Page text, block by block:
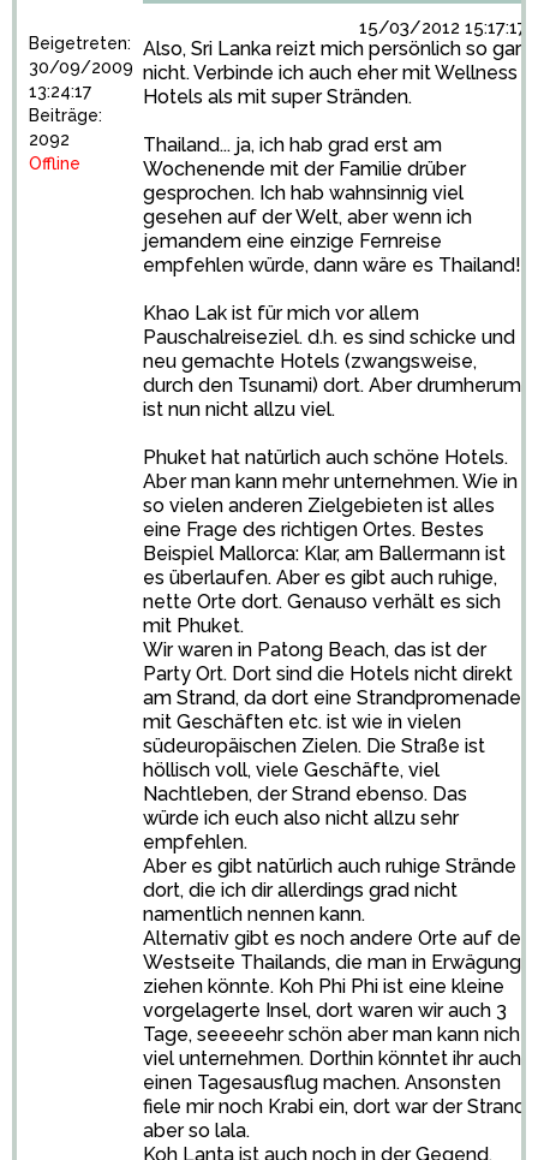
Beigetreten:
30/09/2009
13:24:17
Beiträge:
2092
Offline
15/03/2012 15:17:17
Also, Sri Lanka reizt mich persönlich so gar
nicht. Verbinde ich auch eher mit Wellness
Hotels als mit super Stränden.
Thailand... ja, ich hab grad erst am
Wochenende mit der Familie drüber
gesprochen. Ich hab wahnsinnig viel
gesehen auf der Welt, aber wenn ich
jemandem eine einzige Fernreise
empfehlen würde, dann wäre es Thailand!
Khao Lak ist für mich vor allem
Pauschalreiseziel. d.h. es sind schicke und
neu gemachte Hotels (zwangsweise,
durch den Tsunami) dort. Aber drumherum
ist nun nicht allzu viel.
Phuket hat natürlich auch schöne Hotels.
Aber man kann mehr unternehmen. Wie in
so vielen anderen Zielgebieten ist alles
eine Frage des richtigen Ortes. Bestes
Beispiel Mallorca: Klar, am Ballermann ist
es überlaufen. Aber es gibt auch ruhige,
nette Orte dort. Genauso verhält es sich
mit Phuket.
Wir waren in Patong Beach, das ist der
Party Ort. Dort sind die Hotels nicht direkt
am Strand, da dort eine Strandpromenade
mit Geschäften etc. ist wie in vielen
südeuropäischen Zielen. Die Straße ist
höllisch voll, viele Geschäfte, viel
Nachtleben, der Strand ebenso. Das
würde ich euch also nicht allzu sehr
empfehlen.
Aber es gibt natürlich auch ruhige Strände
dort, die ich dir allerdings grad nicht
namentlich nennen kann.
Alternativ gibt es noch andere Orte auf der
Westseite Thailands, die man in Erwägung
ziehen könnte. Koh Phi Phi ist eine kleine
vorgelagerte Insel, dort waren wir auch 3
Tage, seeeeehr schön aber man kann nicht
viel unternehmen. Dorthin könntet ihr auch
einen Tagesausflug machen. Ansonsten
fiele mir noch Krabi ein, dort war der Strand
aber so lala.
Koh Lanta ist auch noch in der Gegend,